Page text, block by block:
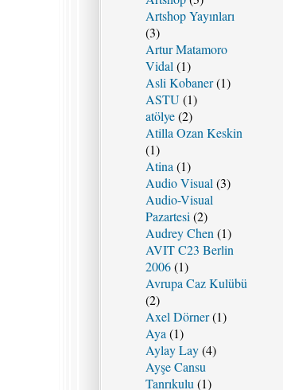
Artshop Yayınları
(3)
Artur Matamoro
Vidal (1)
Asli Kobaner(1)
ASTU (1)
atölye(2)
Atilla Ozan Keskin
(1)
Atina (1)
Audio Visual (3)
Audio-Visual
Pazartesi (2)
Audrey Chen (1)
AVIT C23 Berlin
2006(1)
Avrupa Caz Kulübü
(2)
Axel Dörner(1)
Aya (1)
Aylay Lay(4)
Ayşe Cansu
Tanrıkulu (1)